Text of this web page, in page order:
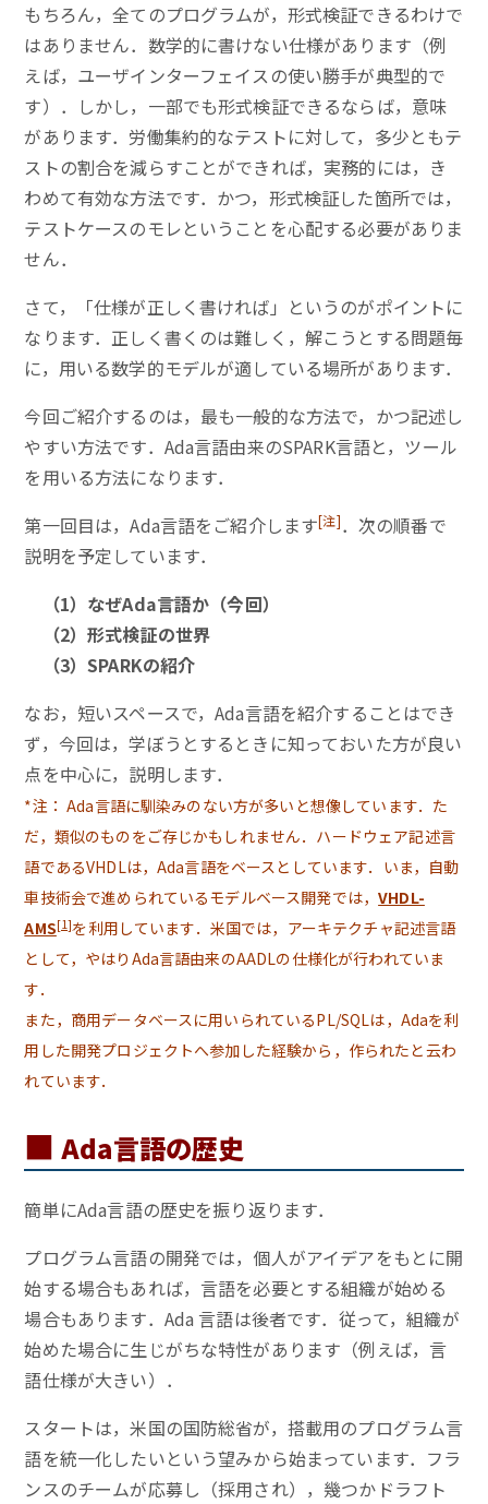
もちろん，全てのプログラムが，形式検証できるわけで
はありません．数学的に書けない仕様があります（例
えば，ユーザインターフェイスの使い勝手が典型的で
す）．しかし，一部でも形式検証できるならば，意味
があります．労働集約的なテストに対して，多少ともテ
ストの割合を減らすことができれば，実務的には，き
わめて有効な方法です．かつ，形式検証した箇所では，
テストケースのモレということを心配する必要がありま
せん．
さて，「仕様が正しく書ければ」というのがポイントに
なります．正しく書くのは難しく，解こうとする問題毎
に，用いる数学的モデルが適している場所があります．
今回ご紹介するのは，最も一般的な方法で，かつ記述し
やすい方法です．Ada言語由来のSPARK言語と，ツール
を用いる方法になります．
第一回目は，Ada言語をご紹介します[注]．次の順番で
説明を予定しています．
（1）なぜAda言語か（今回）
（2）形式検証の世界
（3）SPARKの紹介
なお，短いスペースで，Ada言語を紹介することはでき
ず，今回は，学ぼうとするときに知っておいた方が良い
点を中心に，説明します．
*注： Ada言語に馴染みのない方が多いと想像しています．た
だ，類似のものをご存じかもしれません．ハードウェア記述言
語であるVHDLは，Ada言語をベースとしています．いま，自動
車技術会で進められているモデルベース開発では，VHDL-
AMS[1]を利用しています．米国では，アーキテクチャ記述言語
として，やはりAda言語由来のAADLの仕様化が行われていま
す．
また，商用データベースに用いられているPL/SQLは，Adaを利
用した開発プロジェクトへ参加した経験から，作られたと云わ
れています．
■Ada言語の歴史
簡単にAda言語の歴史を振り返ります．
プログラム言語の開発では，個人がアイデアをもとに開
始する場合もあれば，言語を必要とする組織が始める
場合もあります．Ada 言語は後者です．従って，組織が
始めた場合に生じがちな特性があります（例えば，言
語仕様が大きい）．
スタートは，米国の国防総省が，搭載用のプログラム言
語を統一化したいという望みから始まっています．フラ
ンスのチームが応募し（採用され），幾つかドラフト